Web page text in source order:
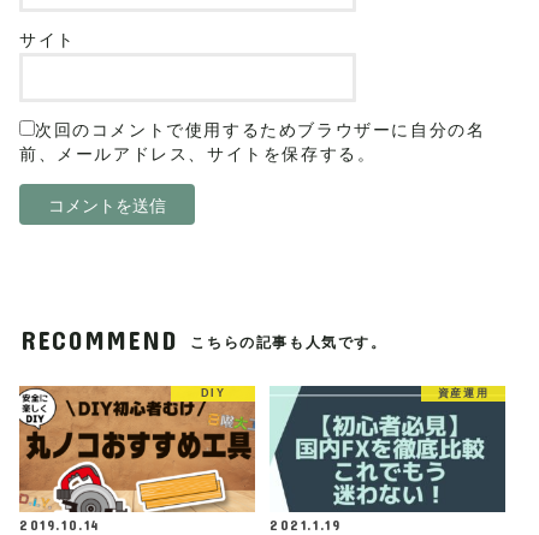
サイト
次回のコメントで使用するためブラウザーに自分の名
前、メールアドレス、サイトを保存する。
RECOMMEND こちらの記事も人気です。
DIY
2019.10.14
資産運用
2021.1.19